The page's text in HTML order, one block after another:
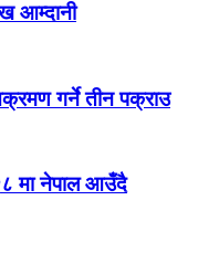
आम्दानी
गर्ने तीन पक्राउ
मा नेपाल आउँदै